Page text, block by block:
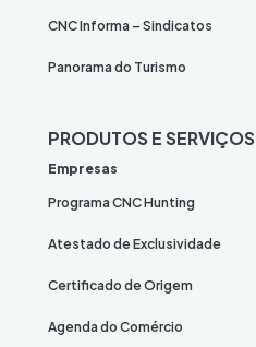
CNC Informa – Sindicatos
Panorama do Turismo
PRODUTOS E SERVIÇOS
Empresas
Programa CNC Hunting
Atestado de Exclusividade
Certificado de Origem
Agenda do Comércio